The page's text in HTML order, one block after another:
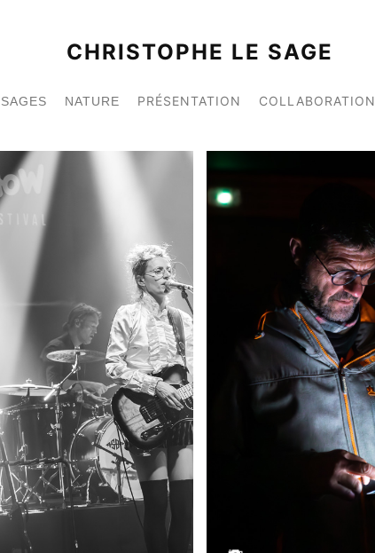
CHRISTOPHE LE SAGE
NATURE PRÉSENTATION COLLABORATION